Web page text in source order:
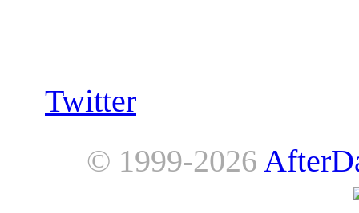
Twitter
© 1999-2026